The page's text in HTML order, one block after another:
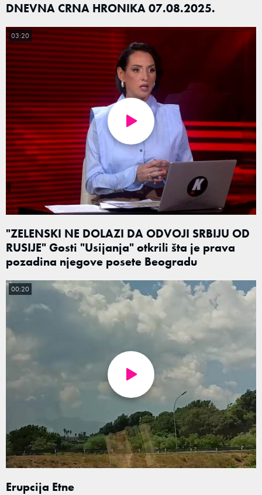
DNEVNA CRNA HRONIKA 07.08.2025.
"ZELENSKI NE DOLAZI DA ODVOJI SRBIJU OD
RUSIJE" Gosti "Usijanja" otkrili šta je prava
pozadina njegove posete Beogradu
03:20
Erupcija Etne
00:20